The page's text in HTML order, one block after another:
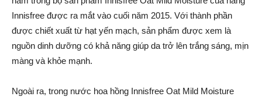
Innisfree được ra mắt vào cuối năm 2015. Với thành phần
được chiết xuất từ hạt yến mạch, sản phẩm được xem là
nguồn dinh dưỡng có khả năng giúp da trở lên trắng sáng, mịn
màng và khỏe mạnh.
Ngoài ra, trong nước hoa hồng Innisfree Oat Mild Moisture